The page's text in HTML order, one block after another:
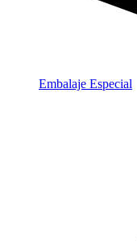
Embalaje Especial